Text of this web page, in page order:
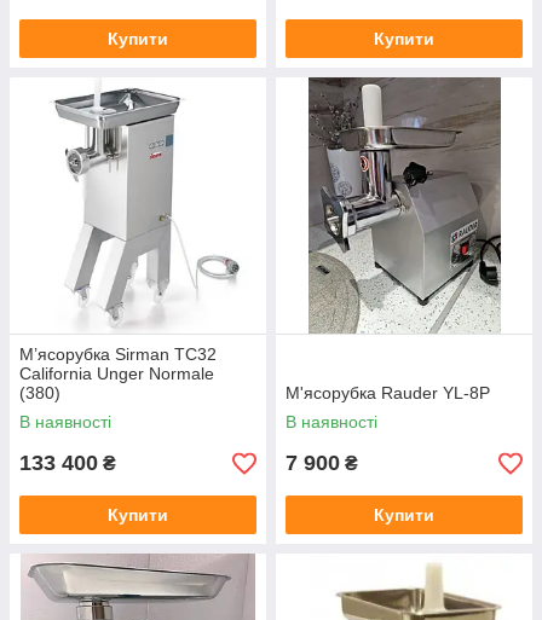
Купити Купити
М’ясорубка Sirman TC32
California Unger Normale
(380)
В наявності
133 400 ₴
Купити
М'ясорубка Rauder YL-8P
В наявності
7 900 ₴
Купити